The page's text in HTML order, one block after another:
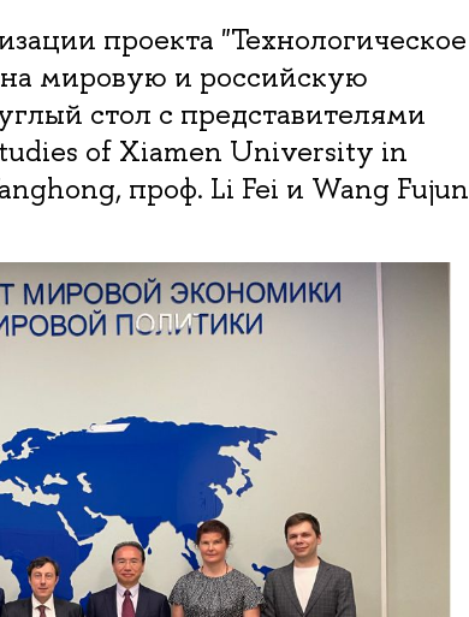
проекта "Технологическое
мировую и российскую
стол с представителями
of Xiamen University in
проф. Li Fei и Wang Fujun